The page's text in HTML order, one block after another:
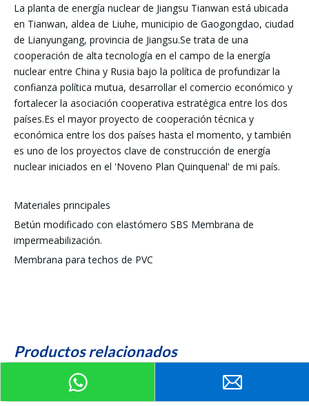
La planta de energía nuclear de Jiangsu Tianwan está ubicada
en Tianwan, aldea de Liuhe, municipio de Gaogongdao, ciudad
de Lianyungang, provincia de Jiangsu.Se trata de una
cooperación de alta tecnología en el campo de la energía
nuclear entre China y Rusia bajo la política de profundizar la
confianza política mutua, desarrollar el comercio económico y
fortalecer la asociación cooperativa estratégica entre los dos
países.Es el mayor proyecto de cooperación técnica y
económica entre los dos países hasta el momento, y también
es uno de los proyectos clave de construcción de energía
nuclear iniciados en el 'Noveno Plan Quinquenal' de mi país.
Materiales principales
Betún modificado con elastómero SBS Membrana de
impermeabilización.
Membrana para techos de PVC
Productos relacionados